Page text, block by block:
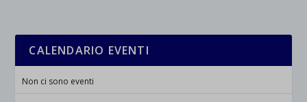
CALENDARIO EVENTI
Non ci sono eventi
jetpackState[message]
et-saved-post*